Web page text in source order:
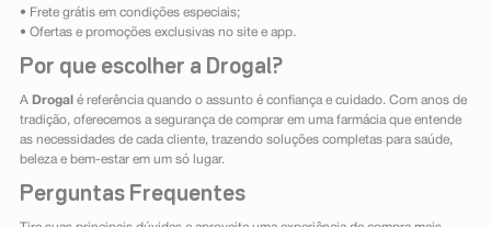
• Frete grátis em condições especiais;
• Ofertas e promoções exclusivas no site e app.
Por que escolher a Drogal?
A Drogal é referência quando o assunto é confiança e cuidado. Com anos de
tradição, oferecemos a segurança de comprar em uma farmácia que entende
as necessidades de cada cliente, trazendo soluções completas para saúde,
beleza e bem-estar em um só lugar.
Perguntas Frequentes